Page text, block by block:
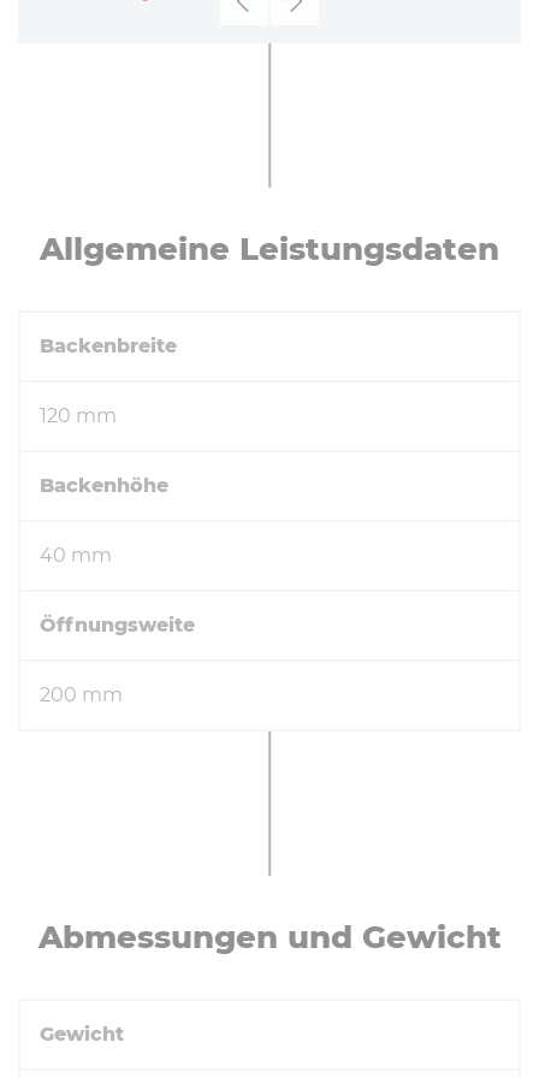
ZurückWeiter
All­ge­mei­ne Leis­tungs­da­ten
Backenbreite
120 mm
Backenhöhe
40 mm
Öffnungsweite
200 mm
Ab­mes­sun­gen und Gewicht
Gewicht